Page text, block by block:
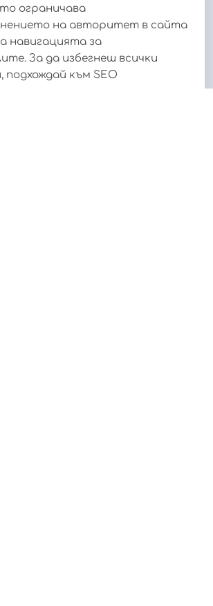
ограничава
на авторитет в сайта
навигацията за
За да избегнеш всички
подхождай към SEO